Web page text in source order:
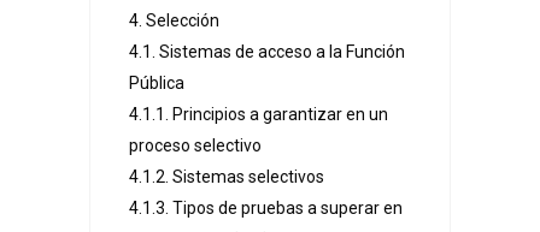
4. Selección
4.1. Sistemas de acceso a la Función
Pública
4.1.1. Principios a garantizar en un
proceso selectivo
4.1.2. Sistemas selectivos
4.1.3. Tipos de pruebas a superar en